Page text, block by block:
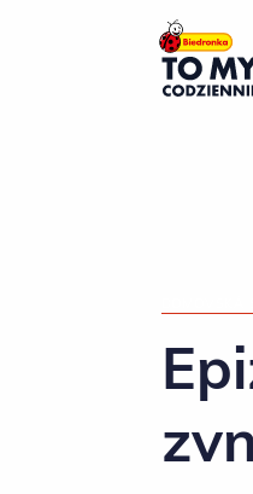
Hlavné